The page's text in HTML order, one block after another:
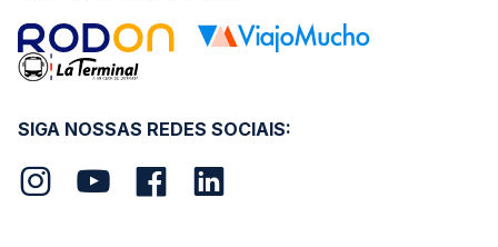
SIGA NOSSAS REDES SOCIAIS: